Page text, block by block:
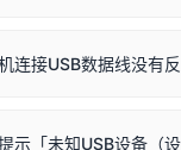
结
动均经过严格签名。
因为老款打印机官方使
连接USB数据线没有
示「未知USB设备（